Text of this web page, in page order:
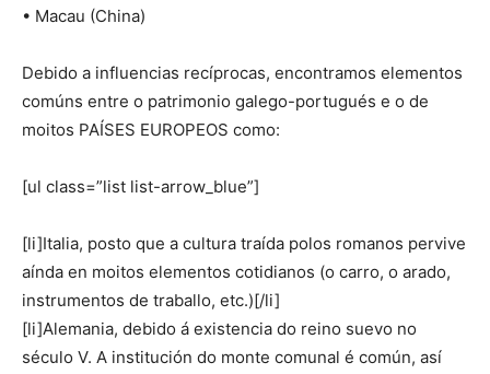
• Macau (China)
Debido a influencias recíprocas, encontramos elementos
comúns entre o patrimonio galego-portugués e o de
moitos PAÍSES EUROPEOS como:
[ul class=”list list-arrow_blue”]
[li]Italia, posto que a cultura traída polos romanos pervive
aínda en moitos elementos cotidianos (o carro, o arado,
instrumentos de traballo, etc.)[/li]
[li]Alemania, debido á existencia do reino suevo no
século V. A institución do monte comunal é común, así